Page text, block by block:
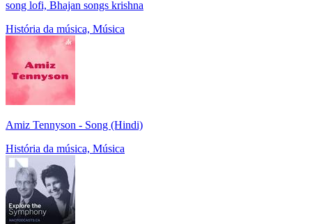
song lofi, Bhajan songs krishna
História da música, Música
Amiz Tennyson - Song (Hindi)
História da música, Música